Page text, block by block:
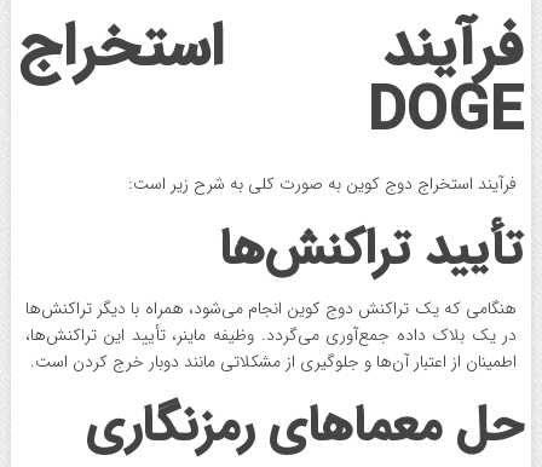
فرآیند استخراج
DOGE
فرآیند استخراج دوج کوین به صورت کلی به شرح زیر است:
تأیید تراکنش‌ها
هنگامی که یک تراکنش دوج کوین انجام می‌شود، همراه با دیگر تراکنش‌ها
در یک بلاک داده جمع‌آوری می‌گردد. وظیفه ماینر، تأیید این تراکنش‌ها،
اطمینان از اعتبار آن‌ها و جلوگیری از مشکلاتی مانند دوبار خرج کردن است.
حل معماهای رمزنگاری